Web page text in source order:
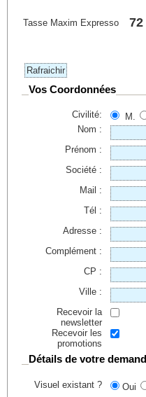
Tasse Maxim Expresso 72
Vos Coordonnées
Civilité: M.
Nom :
Prénom :
Société :
Mail :
Tél :
Adresse :
Complément :
CP :
Ville :
Recevoir la
newsletter
Recevoir les
promotions
Détails de votre
Visuel existant ? Oui